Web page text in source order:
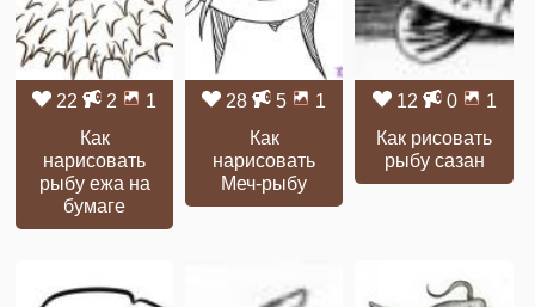
22 2
1
Как
нарисовать
рыбу ежа на
бумаге
28 5
1
Как
нарисовать
Меч-рыбу
12 0
1
Как рисовать
рыбу сазан